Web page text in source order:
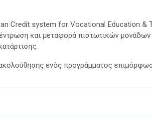
Credit system for Vocational Education &
και μεταφορά πιστωτικών
ενός προγράμματος